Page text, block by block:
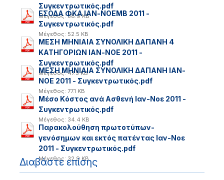
Συγκεντρωτικός.pdf
Μέγεθος: 58.9 KB
ΕΣΟΔΑ ΦΚΑ ΙΑΝ-NOEMB 2011 -
Συγκεντρωτικός.pdf
Μέγεθος: 52.5 KB
ΜΕΣΗ ΜΗΝΙΑΙΑ ΣΥΝΟΛΙΚΗ ΔΑΠΑΝΗ 4
ΚΑΤΗΓΟΡΙΩΝ ΙΑΝ-ΝΟΕ 2011 -
Συγκεντρωτικός.pdf
Μέγεθος: 47.5 KB
ΜΕΣΗ ΜΗΝΙΑΙΑ ΣΥΝΟΛΙΚΗ ΔΑΠΑΝΗ ΙΑΝ-
ΝΟΕ 2011 - Συγκεντρωτικός.pdf
Μέγεθος: 77.1 KB
Μέσο Kόστος ανά Ασθενή Ιαν-Νοε 2011 -
Συγκεντρωτικός.pdf
Μέγεθος: 34.4 KB
Παρακολούθηση πρωτοτύπων-
γενόσημων και εκτός πατέντας Ιαν-Νοε
2011 - Συγκεντρωτικός.pdf
Μέγεθος: 32.9 KB
Διαβάστε επίσης